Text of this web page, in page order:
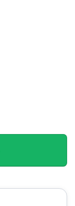
禁煙
法：みなし残業
す（月2万2000
いては、チーフ職